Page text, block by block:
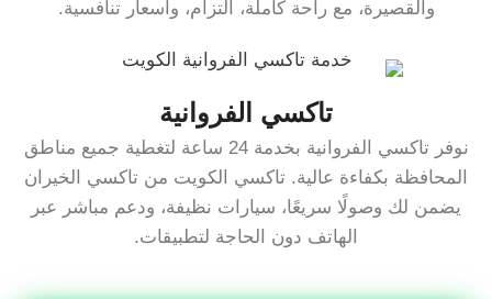
والقصيرة، مع راحة كاملة، التزام، وأسعار تنافسية.
تاكسي الفروانية
نوفر تاكسي الفروانية بخدمة 24 ساعة لتغطية جميع مناطق
المحافظة بكفاءة عالية. تاكسي الكويت من تاكسي الخيران
يضمن لك وصولًا سريعًا، سيارات نظيفة، ودعم مباشر عبر
الهاتف دون الحاجة لتطبيقات.